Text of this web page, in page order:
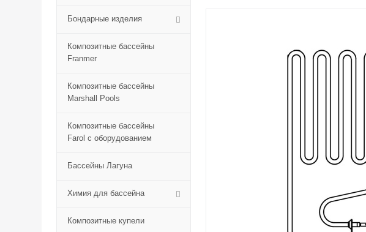
Бондарные изделия
Композитные бассейны
Franmer
Композитные бассейны
Marshall Pools
Композитные бассейны
Farol с оборудованием
Бассейны Лагуна
Химия для бассейна
Композитные купели